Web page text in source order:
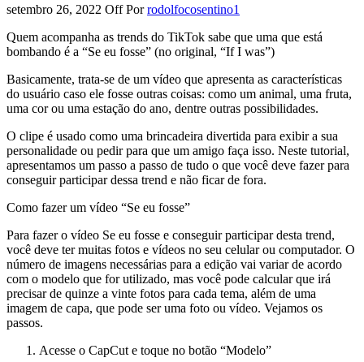
setembro 26, 2022 OffPor rodolfocosentino1
Quem acompanha as trends do TikTok sabe que uma que está
bombando é a “Se eu fosse” (no original, “If I was”)
Basicamente, trata-se de um vídeo que apresenta as características
do usuário caso ele fosse outras coisas: como um animal, uma fruta,
uma cor ou uma estação do ano, dentre outras possibilidades.
O clipe é usado como uma brincadeira divertida para exibir a sua
personalidade ou pedir para que um amigo faça isso. Neste tutorial,
apresentamos um passo a passo de tudo o que você deve fazer para
conseguir participar dessa trend e não ficar de fora.
Como fazer um vídeo “Se eu fosse”
Para fazer o vídeo Se eu fosse e conseguir participar desta trend,
você deve ter muitas fotos e vídeos no seu celular ou computador. O
número de imagens necessárias para a edição vai variar de acordo
com o modelo que for utilizado, mas você pode calcular que irá
precisar de quinze a vinte fotos para cada tema, além de uma
imagem de capa, que pode ser uma foto ou vídeo. Vejamos os
passos.
Acesse o CapCut e toque no botão “Modelo”